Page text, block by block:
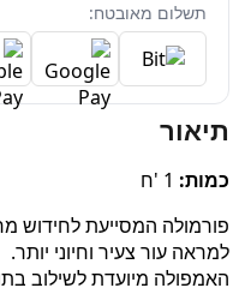
תשלום מאובטח:
תיאור
כמות:
פורמולה המסייעת לחידוש
למראה עור צעיר וחיוני יותר.
האמפולה מיועדת לשילוב